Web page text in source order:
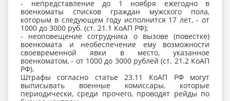
- непредставление до 1 ноября ежегодно в
военкоматы списков граждан мужского пола,
которым в следующем году исполнится 17 лет, - от
1000 до 3000 руб. (ст. 21.1 КоАП РФ);
- неоповещение сотрудника о вызове (повестке)
военкомата и необеспечение ему возможности
своевременной явки в место, указанное
военкоматом, - от 1000 до 3000 рублей (ст. 21.2 КоАП
РФ).
Штрафы согласно статье 23.11 КоАП РФ могут
выписывать военные комиссары, которые
периодически, среди прочего, проводят рейды по